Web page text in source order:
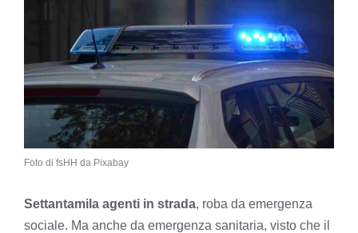
Foto di fsHH da Pixabay
Settantamila agenti in strada, roba da emergenza
sociale. Ma anche da emergenza sanitaria, visto che il